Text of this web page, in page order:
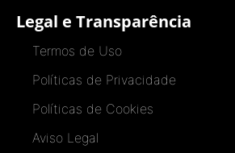
Legal e Transparência
Termos de Uso
Políticas de Privacidade
Políticas de Cookies
Aviso Legal